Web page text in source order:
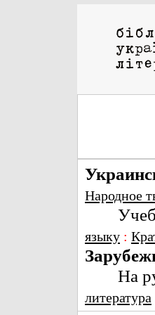
Народное
языку :
На
литература